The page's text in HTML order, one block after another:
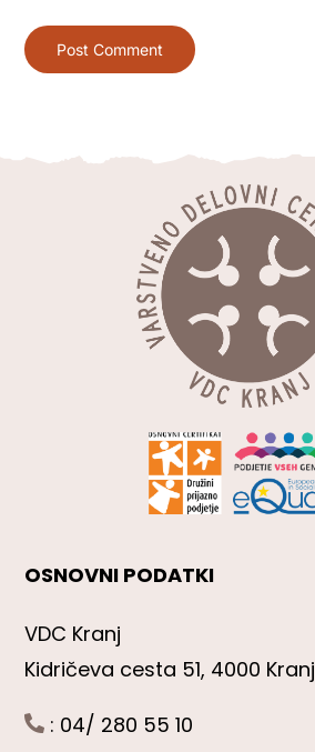
OSNOVNI PODATKI
VDC Kranj
Kidričeva cesta 51, 4000 Kranj
: 04/ 280 55 10